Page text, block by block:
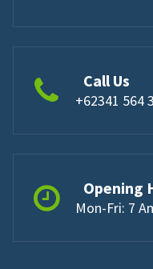
Call Us
+62341 564
Opening
Mon-Fri: 7